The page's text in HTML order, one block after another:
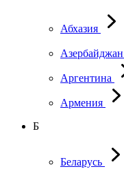
Абхазия
Азербайджан
Аргентина
Армения
Б
Беларусь